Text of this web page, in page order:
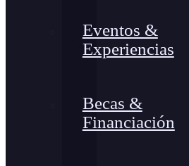
Eventos &
Experiencias
Becas &
Financiación